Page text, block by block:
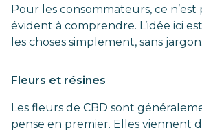
Pour les consommateurs, ce
évident à comprendre. L’idée ici
les choses simplement, sans jargon.
Fleurs et résines
Les fleurs de CBD sont
pense en premier. Elles viennent